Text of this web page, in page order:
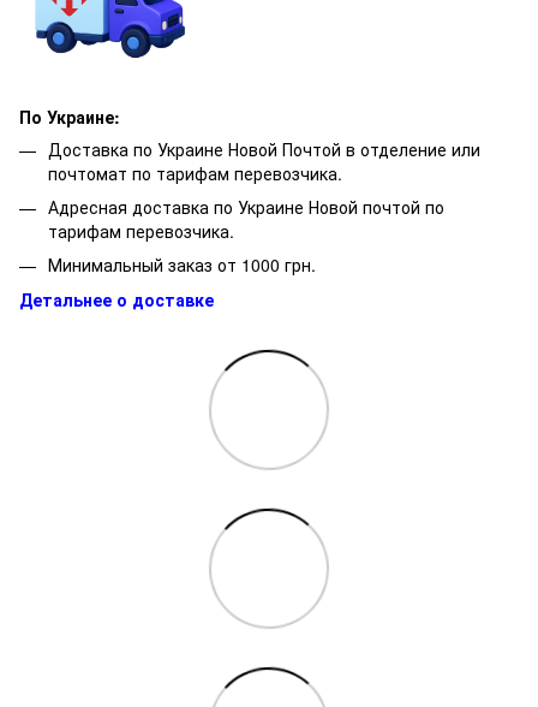
По Украине:
Доставка по Украине Новой Почтой в отделение или
почтомат по тарифам перевозчика.
Адресная доставка по Украине Новой почтой по
тарифам перевозчика.
Минимальный заказ от 1000 грн.
Детальнее о доставке